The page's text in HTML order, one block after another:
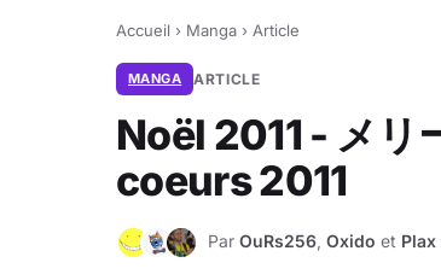
Accueil › Manga › Article
MANGA ARTICLE
Noël 2011 - メリ
coeurs 2011
O O P Par OuRs256, Oxido et Plax